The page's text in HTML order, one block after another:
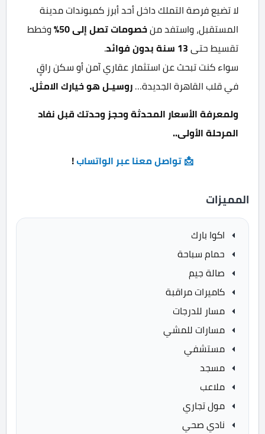
لا تضيع فرصة التملك داخل أحد أبرز كمبوندات مدينة
المستقبل، واستفد منخصومات تصل إلى 50 %وخطط
تقسيط حتى13 سنة بدون فوائد.
سواء كنت تبحث عن استثمار عقاري آمن أو سكن راقٍ
في قلب القاهرة الجديدة…روسيـلهو خيارك الامثل.
ولمعرفة الأسعار المحدثة وحجز وحدتك قبل نفاد
المرحلة الأولى..
📩 تواصل معنا عبر الواتساب!
المميزات
اكوا بارك
حمام سباحة
صالة جيم
كاميرات مراقبة
مسار للدرجات
مسارات للمشي
مستشفي
مسجد
ملاعب
مول تجاري
نادي صحي